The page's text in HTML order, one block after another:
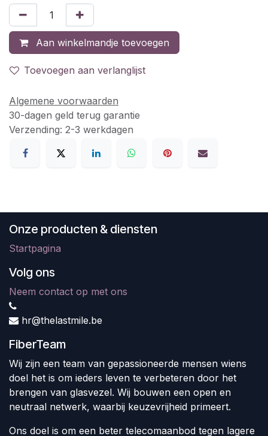
Aan winkelmandje toevoegen
Toevoegen aan verlanglijst
Algemene voorwaarden
30-dagen geld terug garantie
Verzending: 2-3 werkdagen
Onze producten & diensten
Startpagina
Volg ons
Neem contact op met ons
hr@thelastmile.be
FiberTeam
Wij zijn een team van gepassioneerde mensen wiens
doel het is om ieders leven te verbeteren door het
brengen van glasvezel. Wij bouwen een open en
neutraal netwerk, waarbij keuzevrijheid primeert.
Ons doel is om een beter telecomaanbod tegen lagere